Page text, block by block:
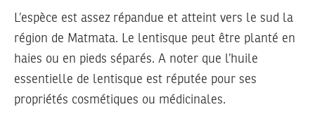
L’espèce est assez répandue et atteint vers le sud la
région de Matmata. Le lentisque peut être planté en
haies ou en pieds séparés. A noter que l’huile
essentielle de lentisque est réputée pour ses
propriétés cosmétiques ou médicinales.